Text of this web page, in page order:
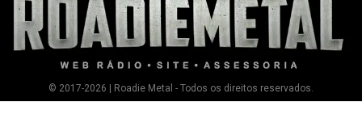
© 2017-2026 | Roadie Metal - Todos os direitos reservados.